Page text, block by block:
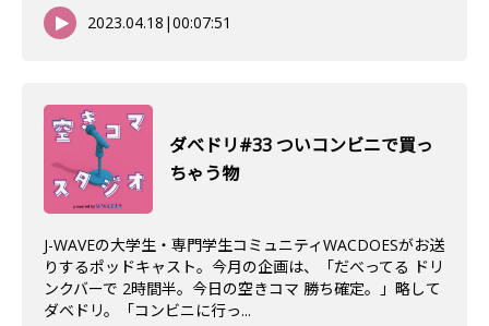
2023.04.18 |00:07:51
ダべドリ#33 ついコンビニで買っ
ちゃう物
J-WAVEの大学生・専門学生コミュニティWACDOESがお送
りするポッドキャスト。今月の企画は、「だべってる ドリ
ンクバーで 2時間半。今日の空きコマ 勝ち確定。」略して
ダベドリ。「コンビニに行っ...